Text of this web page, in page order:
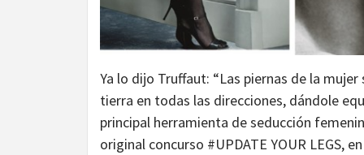
Ya lo dijo Truffaut: “Las piernas de la
tierra en todas las direcciones, dándole
principal herramienta de seducción
original concurso #UPDATE YOUR LEGS,